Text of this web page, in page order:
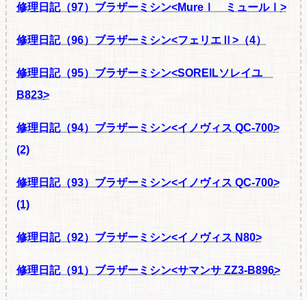
修理日記（97）ブラザーミシン<MureⅠ ミュールⅠ >
修理日記（96）ブラザーミシン<フェリエⅡ >（4）
修理日記（95）ブラザーミシン<SOREILソレイユ
B823>
修理日記（94）ブラザーミシン<イノヴィス QC-700>
(2)
修理日記（93）ブラザーミシン<イノヴィス QC-700>
(1)
修理日記（92）ブラザーミシン<イノヴィス N80>
修理日記（91）ブラザーミシン<サマンサ ZZ3-B896>